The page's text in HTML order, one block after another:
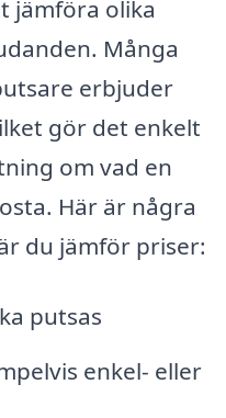
jämföra olika
Många
erbjuder
gör det enkelt
om vad en
Här är några
du jämför priser:
putsas
enkel- eller